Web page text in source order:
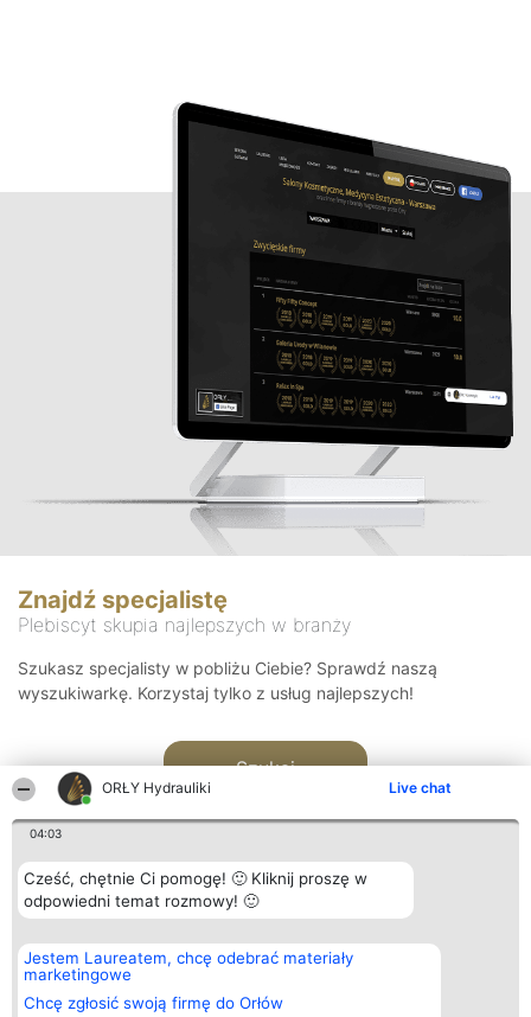
ORŁY Hydrauliki Live chat
04:03
Cześć, chętnie Ci pomogę! 🙂 Kliknij proszę w
odpowiedni temat rozmowy! 🙂
Jestem Laureatem, chcę odebrać materiały
marketingowe
Chcę zgłosić swoją firmę do Orłów
Znajdź specjalistę
Plebiscyt skupia najlepszych w branży
Szukasz specjalisty w pobliżu Ciebie? Sprawdź naszą
wyszukiwarkę. Korzystaj tylko z usług najlepszych!
Szukaj
Organizator plebiscytu
Bright Side Solutions sp. z o.
o. sp. k.
ul. Ruska 22
Wrocław 50-079
Plebiscyt
Laureaci
wszystkich
Laureatów
Kontakt
Kontakt